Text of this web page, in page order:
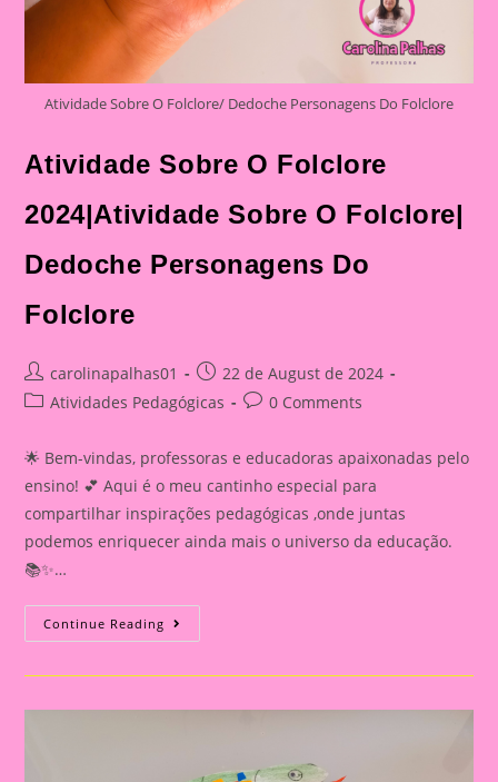
Atividade Sobre O Folclore/ Dedoche Personagens Do Folclore
Atividade Sobre O Folclore
2024|Atividade Sobre O Folclore|
Dedoche Personagens Do
Folclore
Post
author:
carolinapalhas01
Post
published:
22 de August de 2024
PostAtividades Pedagógicas
Post0 Comments
🌟 Bem-vindas, professoras e educadoras apaixonadas pelo
ensino! 💕 Aqui é o meu cantinho especial para
compartilhar inspirações pedagógicas ,onde juntas
podemos enriquecer ainda mais o universo da educação.
📚✨…
Continue Reading Atividade
Sobre
O
Personagens